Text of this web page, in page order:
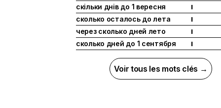
скільки днів до 1 вересня I
сколько осталось до лета I
через сколько дней лето I
сколько дней до 1 сентября I
Voir tous les mots clés →